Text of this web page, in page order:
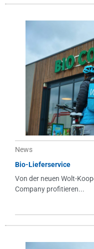
News
Bio-Lieferservice
Von der neuen Wolt-
Company profitieren...